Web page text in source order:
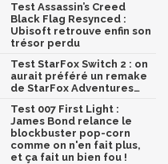
Test Assassin’s Creed
Black Flag Resynced :
Ubisoft retrouve enfin son
trésor perdu
Test StarFox Switch 2 : on
aurait préféré un remake
de StarFox Adventures…
Test 007 First Light :
James Bond relance le
blockbuster pop-corn
comme on n'en fait plus,
et ça fait un bien fou !